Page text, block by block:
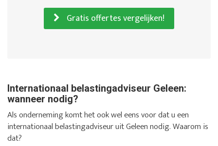
Gratis offertes vergelijken!
Internationaal belastingadviseur Geleen:
wanneer nodig?
Als onderneming komt het ook wel eens voor dat u een
internationaal belastingadviseur uit Geleen nodig. Waarom is
dat?